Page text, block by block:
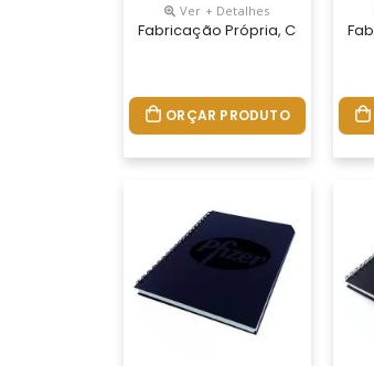
Ver + Detalhes
Fabricação Própria, Cadernos
ORÇAR PRODUTO